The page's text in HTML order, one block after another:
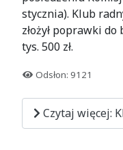
stycznia). Klub
złożył poprawki
tys. 500 zł.
Odsłon: 9121
Czytaj więcej: